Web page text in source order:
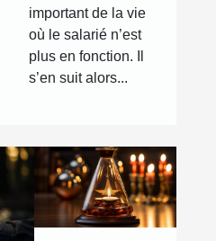
important de la vie
où le salarié n’est
plus en fonction. Il
s’en suit alors...